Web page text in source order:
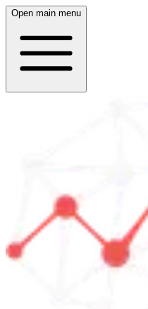
Open main menu